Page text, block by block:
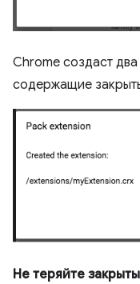
Chrome создаст
содержащие
Не теряйте